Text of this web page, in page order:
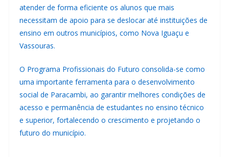
atender de forma eficiente os alunos que mais
necessitam de apoio para se deslocar até instituições de
ensino em outros municípios, como Nova Iguaçu e
Vassouras.
O Programa Profissionais do Futuro consolida-se como
uma importante ferramenta para o desenvolvimento
social de Paracambi, ao garantir melhores condições de
acesso e permanência de estudantes no ensino técnico
e superior, fortalecendo o crescimento e projetando o
futuro do município.